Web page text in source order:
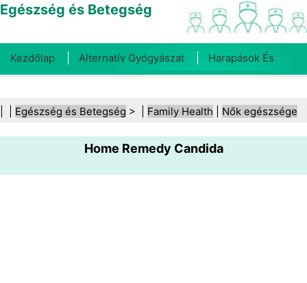
Egészség és Betegség
Kezdőlap Alternatív Gyógyászat Harapások És
Fogegészség Diéta És Táplálkozás Családi
Egészségügyi Ágazat Mentális Egészség
Közegészségügy És Biztonság Sebészet És
Egészség és Betegség > | Family Health Nők egészsége
Home Remedy Candida